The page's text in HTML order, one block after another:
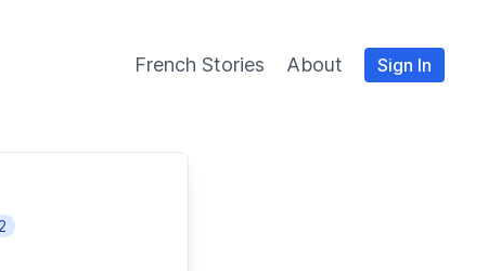
French Stories About Sign In